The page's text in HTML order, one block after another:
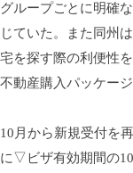
ループごとに明確
ていた。また同州は
を探す際の利便性
動産購入パッケー
月から新規受付を再
▽ビザ有効期間の